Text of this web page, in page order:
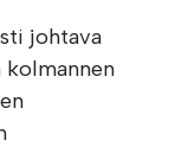
johtava